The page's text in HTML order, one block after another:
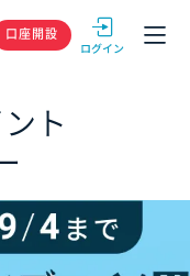
GMOクリック
口座開設
ト